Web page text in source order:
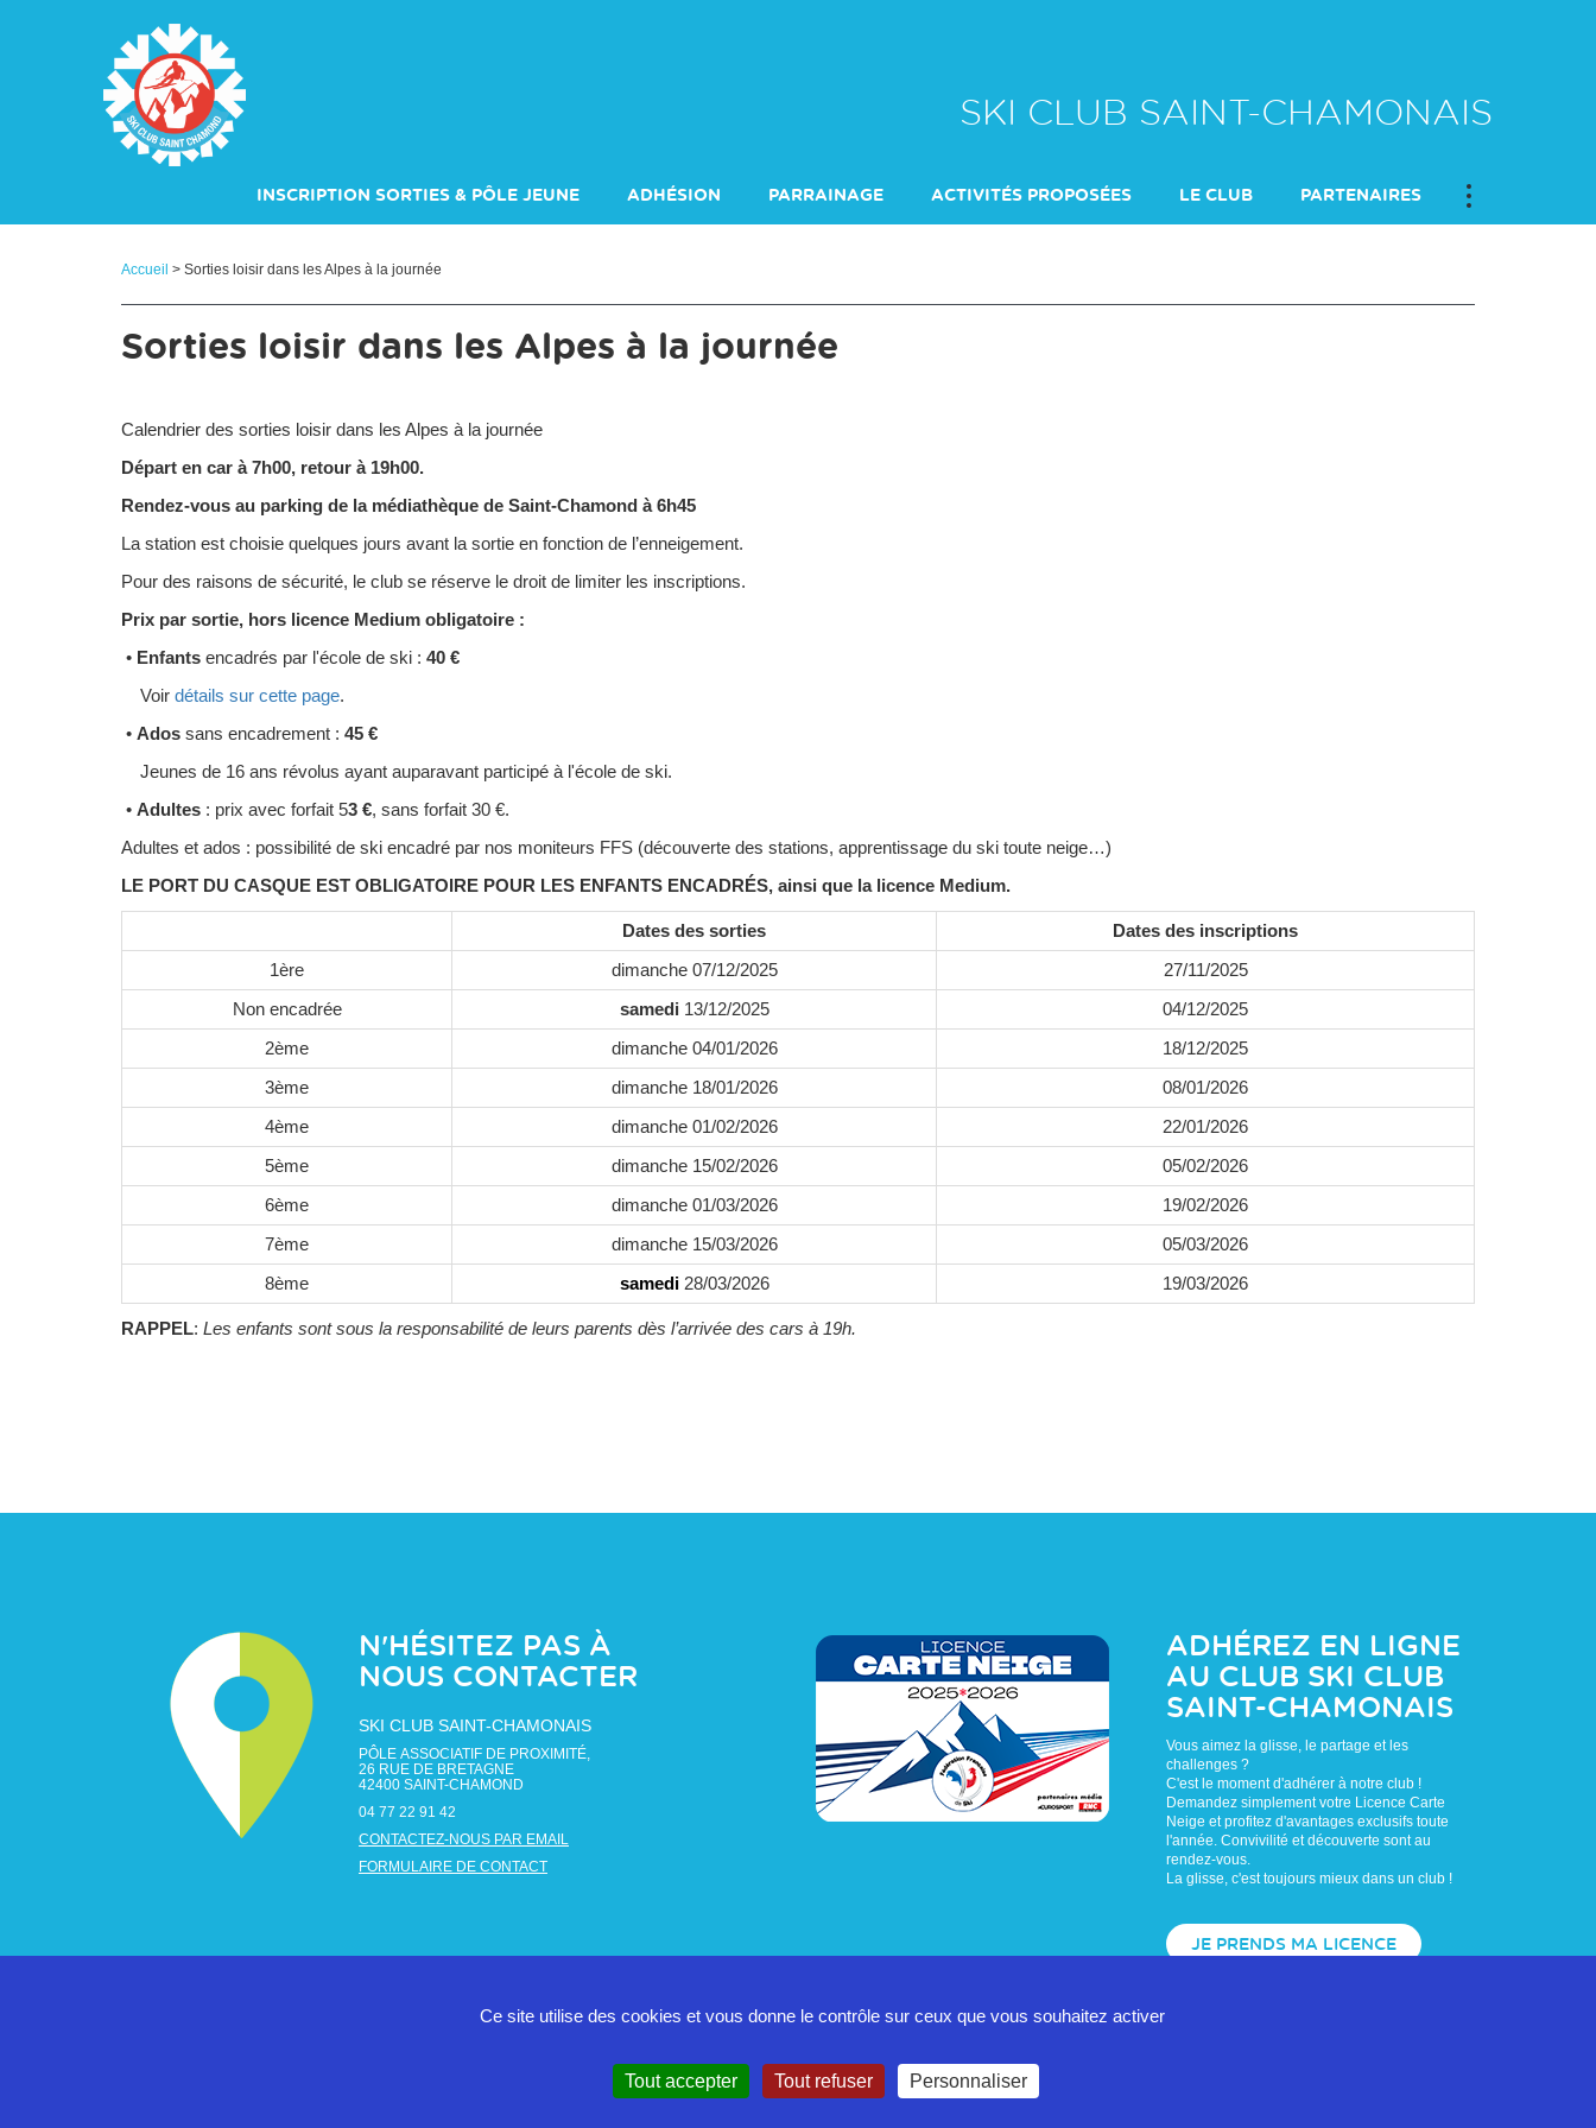
SKI CLUB SAINT-CHAMONAIS
INSCRIPTION SORTIES & PÔLE JEUNE ADHÉSION PARRAINAGE ACTIVITÉS PROPOSÉES LE CLUB PARTENAIRES
Accueil > Sorties loisir dans les Alpes à la journée
Sorties loisir dans les Alpes à la journée
Calendrier des sorties loisir dans les Alpes à la journée
Départ en car à 7h00, retour à 19h00.
Rendez-vous au parking de la médiathèque de Saint-Chamond à 6h45
La station est choisie quelques jours avant la sortie en fonction de l’enneigement.
Pour des raisons de sécurité, le club se réserve le droit de limiter les inscriptions.
Prix par sortie, hors licence Medium obligatoire :
• Enfants encadrés par l'école de ski : 40 €
Voir détails sur cette page.
• Ados sans encadrement : 45 €
Jeunes de 16 ans révolus ayant auparavant participé à l'école de ski.
• Adultes : prix avec forfait 53 €, sans forfait 30 €.
Adultes et ados : possibilité de ski encadré par nos moniteurs FFS (découverte des stations, apprentissage du ski toute neige…)
LE PORT DU CASQUE EST OBLIGATOIRE POUR LES ENFANTS ENCADRÉS, ainsi que la licence Medium.
Dates des sorties
Dates des inscriptions
1ère
dimanche 07/12/2025
27/11/2025
Non encadrée
samedi 13/12/2025
04/12/2025
2ème
dimanche 04/01/2026
18/12/2025
3ème
dimanche 18/01/2026
08/01/2026
4ème
dimanche 01/02/2026
22/01/2026
5ème
dimanche 15/02/2026
05/02/2026
6ème
dimanche 01/03/2026
19/02/2026
7ème
dimanche 15/03/2026
05/03/2026
8ème
samedi28/03/2026 19/03/2026
RAPPEL: Les enfants sont sous la responsabilité de leurs parents dès l’arrivée des cars à 19h.
N'HÉSITEZ PAS À
NOUS CONTACTER
SKI CLUB SAINT-CHAMONAIS
PÔLE ASSOCIATIF DE PROXIMITÉ,
26 RUE DE BRETAGNE
42400 SAINT-CHAMOND
04 77 22 91 42
CONTACTEZ-NOUS PAR EMAIL
FORMULAIRE DE CONTACT
ADHÉREZ EN LIGNE
AU CLUB SKI CLUB
SAINT-CHAMONAIS
Vous aimez la glisse, le partage et les
challenges ?
C'est le moment d'adhérer à notre club !
Demandez simplement votre Licence Carte
Neige et profitez d'avantages exclusifs toute
l'année. Convivilité et découverte sont au
rendez-vous.
La glisse, c'est toujours mieux dans un club !
JE PRENDS MA LICENCE
Ce site utilise des cookies et vous donne le contrôle sur ceux que vous souhaitez activer
Tout accepter Tout refuser Personnaliser